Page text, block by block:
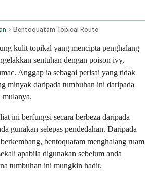
Bentoquatam Topical Route
kulit topikal yang mencipta penghalang
sentuhan dengan poison ivy,
Anggap ia sebagai perisai yang tidak
minyak daripada tumbuhan ini daripada
mulanya.
ini berfungsi secara berbeza daripada
gunakan selepas pendedahan. Daripada
bentoquatam menghalang ruam
apabila digunakan sebelum anda
tumbuhan ini mungkin hadir.